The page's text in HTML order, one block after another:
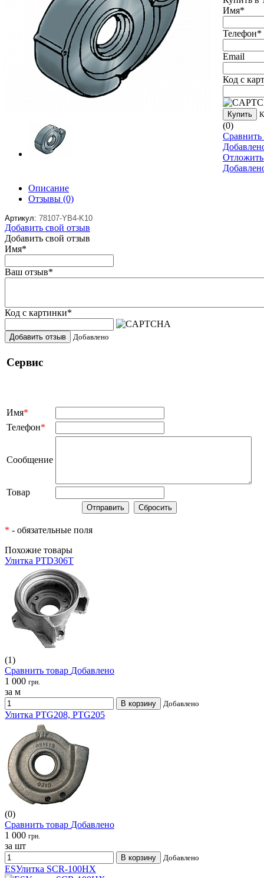
Имя*
Телефон*
Email
Код с
Купить
(0)
Сравнить
Отложить
Описание
Отзывы (0)
Артикул: 78107-YB4-K10
Добавить свой отзыв
Добавить свой отзыв
Имя*
Ваш отзыв*
Код с картинки*
Добавить отзыв Добавлено
Сервис
Имя*
Телефон*
Сообщение
Товар
* - обязательные поля
Похожие товары
Улитка PTD306T
(1)
Сравнить товар Добавлено
1 000 грн.
за м
В корзину Добавлено
Улитка PTG208, PTG205
(0)
Сравнить товар Добавлено
1 000 грн.
за шт
В корзину Добавлено
ESУлитка SCR-100HX